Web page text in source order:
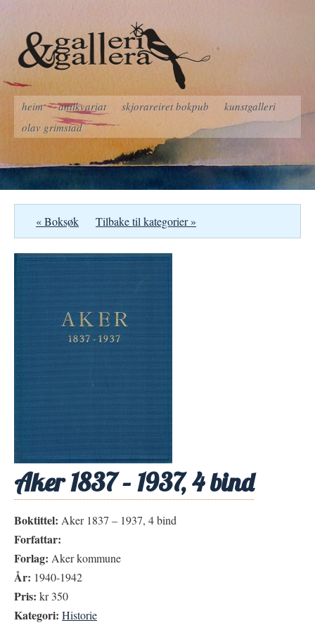
heim antikvariat skjorareiret bokpub
kunstgalleri
olav grimstad
« Boksøk Tilbake til kategorier »
Aker 1837 – 1937, 4 bind
Boktittel: Aker 1837 – 1937, 4 bind
Forfattar:
Forlag: Aker kommune
År: 1940-1942
Pris: kr 350
Kategori: Historie